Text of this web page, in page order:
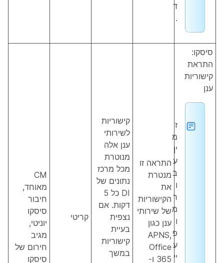
ד
.
סיסקו:
התראת
קישוריות
ענן
ז
מ
ין
ע
ב
ו
ר
מ
ו
פ
ע
יי
התראה זו
מנטרת
את
הקישוריות
של שירותי
ענן כגון
APNS,
Office
365 ו-
קישוריות
לשירותי
ענן אלה
מנוטרת
מכל מרכז
נתונים של
DI כל 5
דקות. אם
נצפית
בעיית
קישוריות
במשך
קריטי
CM
מאוחד,
חיבור
סיסקו
יוניטי,
מגיב
חירום של
סיסקו